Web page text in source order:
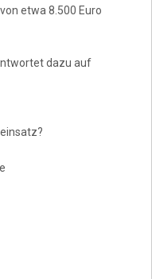
etwa 8.500 Euro
dazu auf